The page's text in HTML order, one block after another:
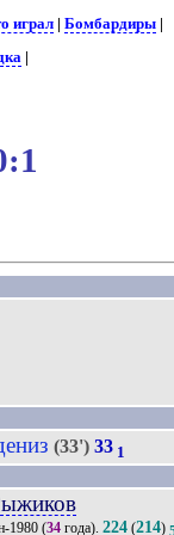
играл |Бомбардиры
|
(33')33 1
1980 (34 года).224 (214)